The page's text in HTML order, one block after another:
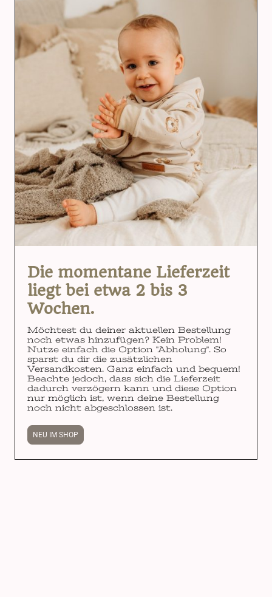
Die momentane Lieferzeit
liegt bei etwa 2 bis 3
Wochen.
Möchtest du deiner aktuellen Bestellung
noch etwas hinzufügen? Kein Problem!
Nutze einfach die Option "Abholung". So
sparst du dir die zusätzlichen
Versandkosten. Ganz einfach und bequem!
Beachte jedoch, dass sich die Lieferzeit
dadurch verzögern kann und diese Option
nur möglich ist, wenn deine Bestellung
noch nicht abgeschlossen ist.
NEU IM SHOP